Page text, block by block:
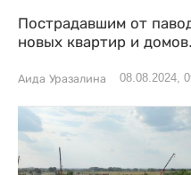
Пострадавшим от
новых квартир и домов.
Аида Уразалина 08.08.2024,